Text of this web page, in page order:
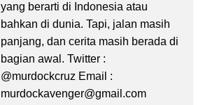
yang berarti di Indonesia atau
bahkan di dunia. Tapi, jalan masih
panjang, dan cerita masih berada di
bagian awal. Twitter :
@murdockcruz Email :
murdockavenger@gmail.com